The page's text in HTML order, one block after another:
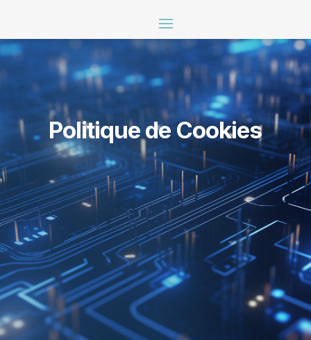
Politique de Cookies